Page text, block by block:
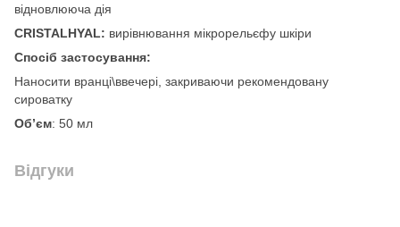
відновлююча дія
CRISTALHYAL: вирівнювання мікрорельєфу шкіри
Спосіб застосування:
Наносити вранці\ввечері, закриваючи рекомендовану
сироватку
Об’єм: 50 мл
Відгуки